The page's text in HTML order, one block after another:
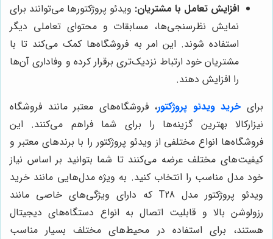
افزایش تعامل با مشتریان: ویدئو پروژکتورها می‌توانند برای
نمایش نظرسنجی‌ها، مسابقات و محتوای تعاملی دیگر
استفاده شوند. این امر به فروشگاه‌ها کمک می‌کند تا با
مشتریان خود ارتباط نزدیک‌تری برقرار کرده و وفاداری آن‌ها
را افزایش دهند.
برای خرید ویدئو پروژکتور، فروشگاه‌های معتبر مانند فروشگاه
نیزارکالا بهترین گزینه‌ها را برای شما فراهم می‌کنند. این
فروشگاه‌ها انواع مختلفی از ویدئو پروژکتور را با برندهای معتبر و
کیفیت‌های مختلف عرضه می‌کنند تا شما بتوانید بر اساس نیاز
خود مدل مناسب را انتخاب کنید. به ویژه مدل‌هایی مانند خرید
ویدئو پروژکتور مدل T28 که دارای ویژگی‌های خاصی مانند
رزولوشن بالا و قابلیت اتصال به انواع دستگاه‌های دیجیتال
هستند، برای استفاده در محیط‌های مختلف بسیار مناسب